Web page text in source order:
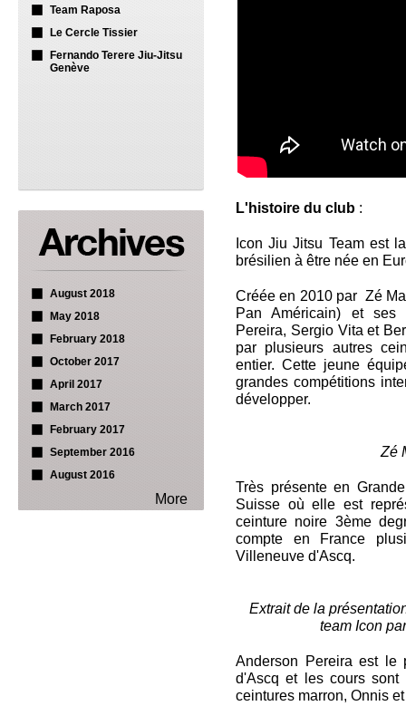
Team Raposa
Le Cercle Tissier
Fernando Terere Jiu-Jitsu
Genève
August 2018
May 2018
February 2018
October 2017
April 2017
March 2017
February 2017
September 2016
August 2016
More
L'histoire du club :
Icon Jiu Jitsu Team est
brésilien à être née en
Créée en 2010 par Zé
Pan Américain) et ses
Pereira, Sergio Vita et
par plusieurs autres
entier. Cette jeune
grandes compétitions
développer.
Zé
Très présente en
Suisse où elle est
ceinture noire 3ème
compte en France
Villeneuve d'Ascq.
Extrait de la
team Icon
Anderson Pereira est le
d'Ascq et les cours sont
ceintures marron, Onnis